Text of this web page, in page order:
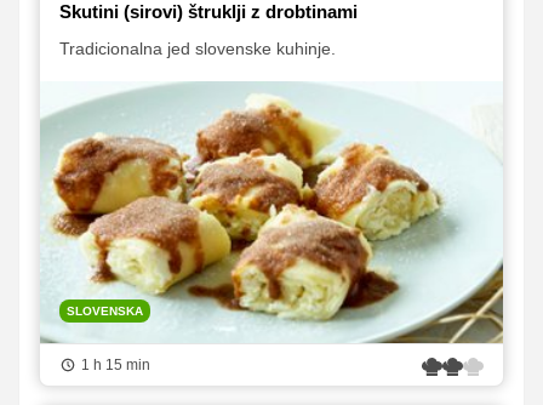
Skutini (sirovi) štruklji z drobtinami
Tradicionalna jed slovenske kuhinje.
SLOVENSKA
1 h 15 min